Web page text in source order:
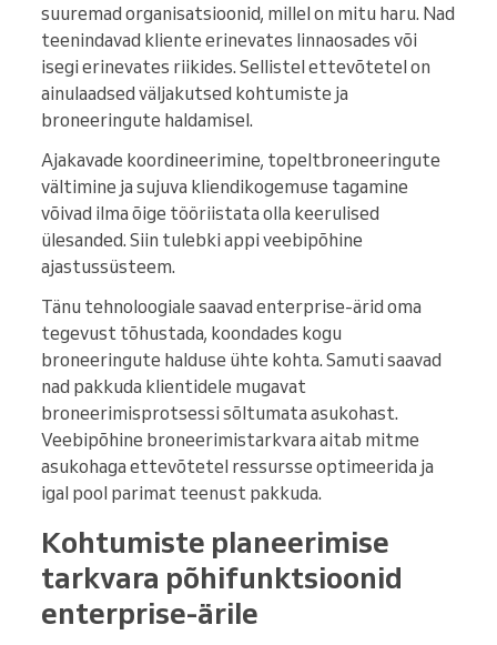
suuremad organisatsioonid, millel on mitu haru. Nad
teenindavad kliente erinevates linnaosades või
isegi erinevates riikides. Sellistel ettevõtetel on
ainulaadsed väljakutsed kohtumiste ja
broneeringute haldamisel.
Ajakavade koordineerimine, topeltbroneeringute
vältimine ja sujuva kliendikogemuse tagamine
võivad ilma õige tööriistata olla keerulised
ülesanded. Siin tulebki appi veebipõhine
ajastussüsteem.
Tänu tehnoloogiale saavad enterprise-ärid oma
tegevust tõhustada, koondades kogu
broneeringute halduse ühte kohta. Samuti saavad
nad pakkuda klientidele mugavat
broneerimisprotsessi sõltumata asukohast.
Veebipõhine broneerimistarkvara aitab mitme
asukohaga ettevõtetel ressursse optimeerida ja
igal pool parimat teenust pakkuda.
Kohtumiste planeerimise
tarkvara põhifunktsioonid
enterprise-ärile